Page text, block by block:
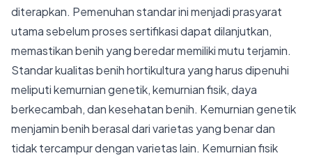
diterapkan. Pemenuhan standar ini menjadi prasyarat
utama sebelum proses sertifikasi dapat dilanjutkan,
memastikan benih yang beredar memiliki mutu terjamin.
Standar kualitas benih hortikultura yang harus dipenuhi
meliputi kemurnian genetik, kemurnian fisik, daya
berkecambah, dan kesehatan benih. Kemurnian genetik
menjamin benih berasal dari varietas yang benar dan
tidak tercampur dengan varietas lain. Kemurnian fisik